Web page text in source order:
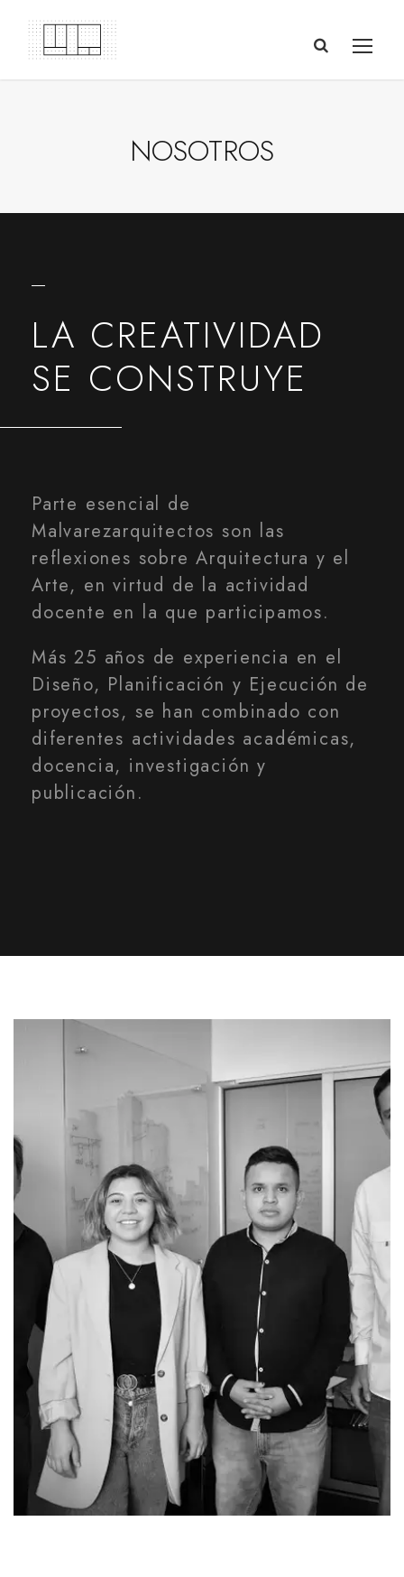
NOSOTROS
LA CREATIVIDAD
SE CONSTRUYE
Parte esencial de
Malvarezarquitectos son las
reflexiones sobre Arquitectura y el
Arte, en virtud de la actividad
docente en la que participamos.
Más 25 años de experiencia en el
Diseño, Planificación y Ejecución de
proyectos, se han combinado con
diferentes actividades académicas,
docencia, investigación y
publicación.